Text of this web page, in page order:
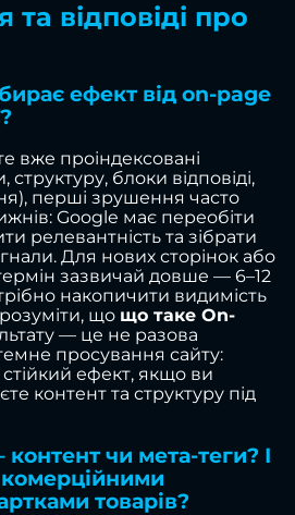
та відповіді про
ефект від on-page
вже проіндексовані
структуру, блоки відповіді,
перші зрушення часто
Google має переобіти
релевантність та зібрати
Для нових сторінок або
зазвичай довше — 6–12
накопичити видимість
що що таке On-
— це не разова
просування сайту:
ефект, якщо ви
контент та структуру під
чи мета-теги? І
товарів?